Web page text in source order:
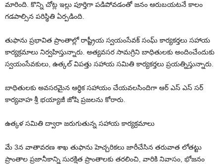
మారింది. కొన్ని చోట్ల ఇల్లు పూర్తిగా పడిపోవడంతో జనం ఆరుబయటనే కాలం
గడపాల్సిన పరిస్థితి ఏర్పడింది.
తుఫాను ప్రభావిత ప్రాంతాల్లో రాష్ట్రీయ స్వయంసేవక్ సంఘ్ కార్యకర్తలు సహాయ
కార్యక్రమాలు నిర్వహిస్తున్నారు. అత్యవసర సామగ్రిని బాధితులకు అందించేందుకు
స్వయంసేవకులు, ఉత్కల్ విపత్తు సహాయ సమితి కార్యకర్తలు ప్రయత్నిస్తున్నారు.
బాధితులకు అవసరమైన ఆర్ధిక సహాయం చేయవలసిందిగా ఆర్ ఎస్ ఎస్ సర్
కార్యవాహ శ్రీ భయ్యాజీ జోషి ప్రజలను కోరారు.
ఉత్కళ సమితి ద్వారా జరుగుతున్న సహాయ కార్యక్రమాలు
మే 3న వాతావరణ శాఖ తుఫాను హెచ్చరికలు జారీచేసిన తరువాత లోతట్టు
ప్రాంతాల ప్రజానీకాన్ని సురక్షిత ప్రాంతాలకు తరలించి, వారికి నివాసం, భోజనం